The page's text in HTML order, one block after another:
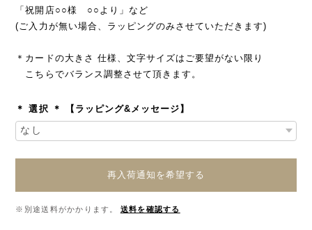
「祝開店○○様 ○○より」など
(ご入力が無い場合、ラッピングのみさせていただきます)
＊カードの大きさ 仕様、文字サイズはご要望がない限り
こちらでバランス調整させて頂きます。
＊ 選択 ＊ 【ラッピング&メッセージ】
再入荷通知を希望する
※別途送料がかかります。 送料を確認する